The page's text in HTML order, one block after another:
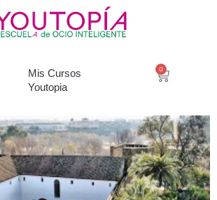
Mis Cursos
Youtopia
0